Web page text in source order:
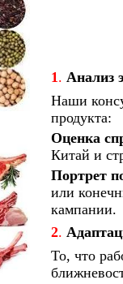
1. Анализ
Наши
продукта:
Оценка
Китай и
Портрет
или
кампании.
2.
То, что